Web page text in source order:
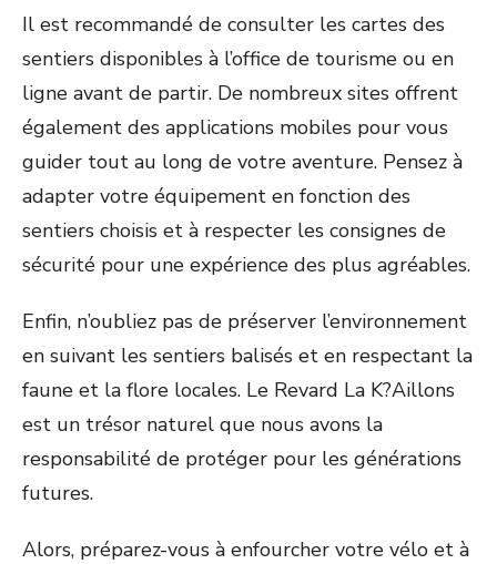
Il est recommandé de consulter les cartes des
sentiers disponibles à l’office de tourisme ou en
ligne avant de partir. De nombreux sites offrent
également des applications mobiles pour vous
guider tout au long de votre aventure. Pensez à
adapter votre équipement en fonction des
sentiers choisis et à respecter les consignes de
sécurité pour une expérience des plus agréables.
Enfin, n’oubliez pas de préserver l’environnement
en suivant les sentiers balisés et en respectant la
faune et la flore locales. Le Revard La K?Aillons
est un trésor naturel que nous avons la
responsabilité de protéger pour les générations
futures.
Alors, préparez-vous à enfourcher votre vélo et à